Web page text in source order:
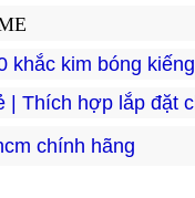
khắc kim bóng
| Thích hợp lắp đặt
chính hãng